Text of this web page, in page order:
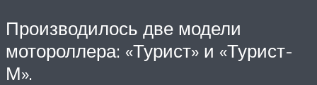
Производилось две модели
мотороллера: «Турист» и «Турист-
М».